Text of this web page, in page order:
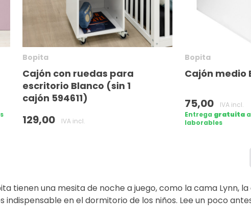
Bopita
Cajón con ruedas para
escritorio Blanco (sin 1
cajón 594611)
129,00 IVA incl.
Bopita
Cajón medio
75,00
IVA incl.
Entrega gratuita
laborables
tienen una mesita de noche a juego, como la cama Lynn,
indispensable en el dormitorio de los niños. Lee un poco